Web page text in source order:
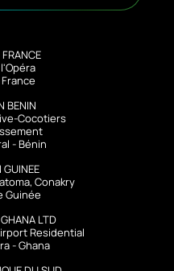
BENIN
Cocotiers
- Bénin
GUINEE
Conakry
Guinée
LTD
Residential
- Ghana